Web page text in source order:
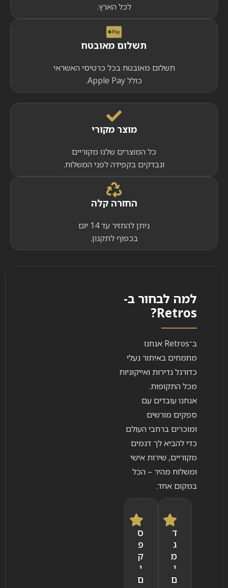
לכל הארץ.
תשלום מאובטח
תשלום מאובטח בכל כרטיסי האשראי
כולל Apple Pay.
מוצר מקורי
כל המוצרים שלנו מקוריים
ונבדקים בקפידה לפני המשלוח.
החזרה קלה
ניתן להחזיר עד 14 יום
בכפוף לתקנון.
למה לבחור ב-
Retros?
ב־Retros אנחנו
מתמחים באיתור נעלי
כדורגל נדירות ואייקוניות
מכל התקופות.
אנחנו עובדים עם
ספקים מורשים
ומוכרים ברחבי העולם
כדי להביא לך דגמים
מקוריים, שירות אישי
ומשלוח מהיר – הכל
במקום אחד.
ד
ג
מ
י
ם
ס
פ
ק
י
ם